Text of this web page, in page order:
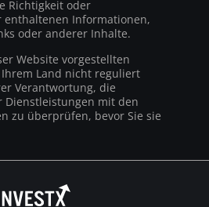
Richtigkeit oder
enthaltenen Informationen,
oder anderer Inhalte.
Website vorgestellten
Land nicht reguliert
Verantwortung, die
Dienstleistungen mit den
zu überprüfen, bevor Sie sie